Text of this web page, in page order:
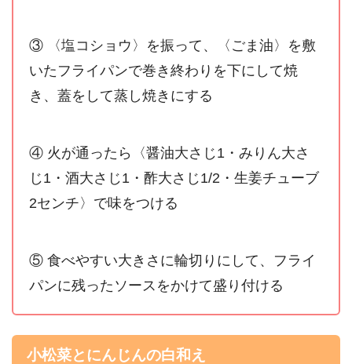
③ 〈塩コショウ〉を振って、〈ごま油〉を敷
いたフライパンで巻き終わりを下にして焼
き、蓋をして蒸し焼きにする
④ 火が通ったら〈醤油大さじ1・みりん大さ
じ1・酒大さじ1・酢大さじ1/2・生姜チューブ
2センチ〉で味をつける
⑤ 食べやすい大きさに輪切りにして、フライ
パンに残ったソースをかけて盛り付ける
小松菜とにんじんの白和え